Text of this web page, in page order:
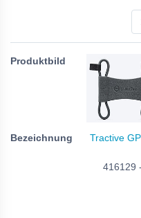
Tractive
416129